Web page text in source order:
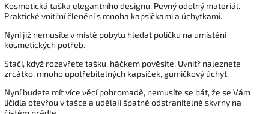
Kosmetická taška elegantního designu. Pevný odolný materiál.
Praktické vnitřní členění s mnoha kapsičkami a úchytkami.
Nyní již nemusíte v místě pobytu hledat poličku na umístění
kosmetických potřeb.
Stačí, když rozevřete tašku, háčkem pověsíte. Uvnitř naleznete
zrcátko, mnoho upotřebitelných kapsiček, gumičkový úchyt.
Nyní budete mít více věcí pohromadě, nemusíte se bát, že se Vám
líčidla otevřou v tašce a udělají špatně odstranitelné skvrny na